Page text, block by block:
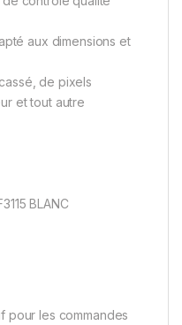
aux dimensions et
de pixels
et tout autre
BLANC
pour les commandes